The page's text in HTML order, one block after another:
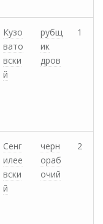
Кузо
вато
вски
й
рубщ
ик
дров
1
Сенг
илее
вски
й
черн
ораб
очий
2